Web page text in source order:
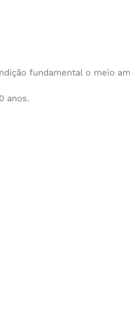
fundamental o meio
anos.